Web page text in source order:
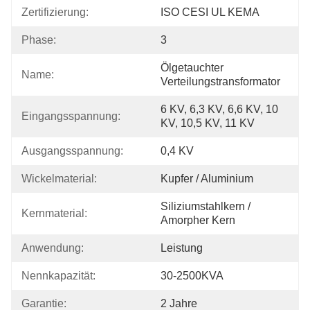
Zertifizierung: ISO CESI UL KEMA
Phase: 3
Name:
Ölgetauchter
Verteilungstransformator
Eingangsspannung:
6 KV, 6,3 KV, 6,6 KV, 10
KV, 10,5 KV, 11 KV
Ausgangsspannung: 0,4 KV
Wickelmaterial: Kupfer / Aluminium
Kernmaterial:
Siliziumstahlkern /
Amorpher Kern
Anwendung: Leistung
Nennkapazität: 30-2500KVA
Garantie: 2 Jahre